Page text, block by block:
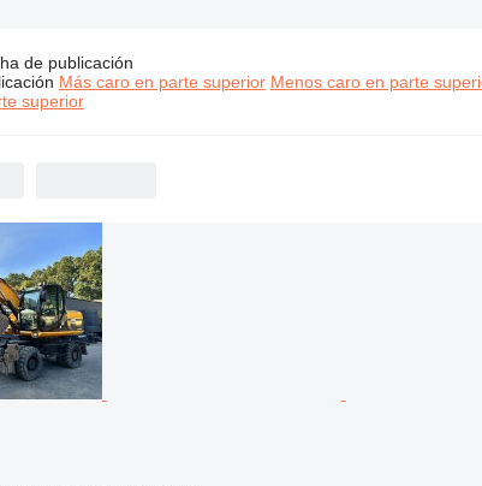
JCB JS 160 excavadoras de ruedas
de publicación
Más caro en parte superior Menos caro en parte
superior